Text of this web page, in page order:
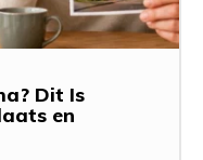
Dit Is
en